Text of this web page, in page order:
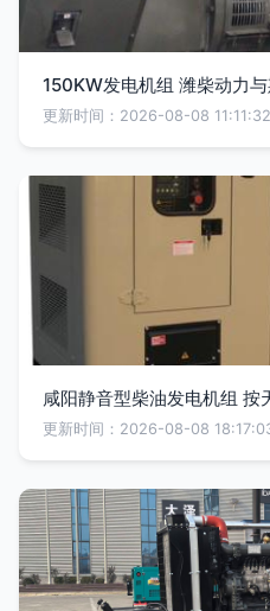
150KW发电机组 潍柴动力
更新时间：2026-08-08 11:11:32
咸阳静音型柴油发电机组 按
更新时间：2026-08-08